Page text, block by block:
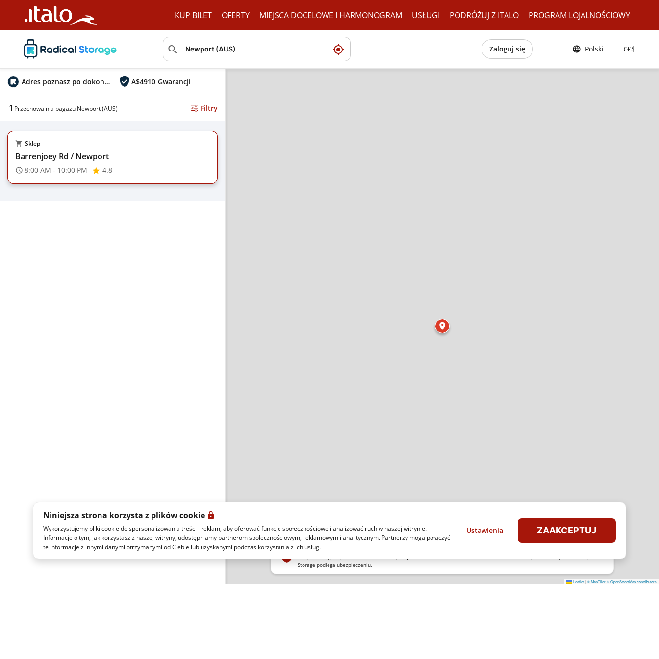
KUP BILET OFERTY MIEJSCA DOCELOWE I HARMONOGRAM USŁUGI PODRÓŻUJ Z ITALO PROGRAM LOJALNOŚCIOWY
Zaloguj się Polski €£$
Niniejsza strona korzysta z plików cookie
Wykorzystujemy pliki cookie do spersonalizowania treści i reklam, aby oferować funkcje społecznościowe i analizować ruch w naszej witrynie.
Informacje o tym, jak korzystasz z naszej witryny, udostępniamy partnerom społecznościowym, reklamowym i analitycznym. Partnerzy mogą połączyć
te informacje z innymi danymi otrzymanymi od Ciebie lub uzyskanymi podczas korzystania z ich usług.
ZAAKCEPTUJ
Ustawienia
Adres poznasz po dokonaniu rezerwacji A$4910 Gwarancji
1 Przechowalnia bagażu Newport (AUS) Filtry
Sklep
Barrenjoey Rd / Newport
4.8
8:00 AM - 10:00 PM
Leaflet|© MapTiler© OpenStreetMap contributors
Gwarancja bezpieczeństwa
Wszystkie bagaże pozostawione z nami sąbezpieczneichronione.Dodatkowo każdza sztuka zarejestrowana przez stronę Radical
Storage podlega ubezpieczeniu.